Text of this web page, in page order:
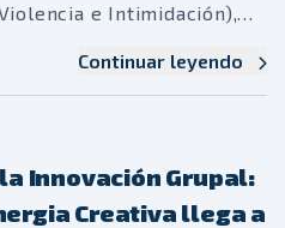
e Intimidación),
aulas de laUniversidad
para el sistema
como una evaluación
Continuar leyendo
Innovación Grupal:
Creativa llega a